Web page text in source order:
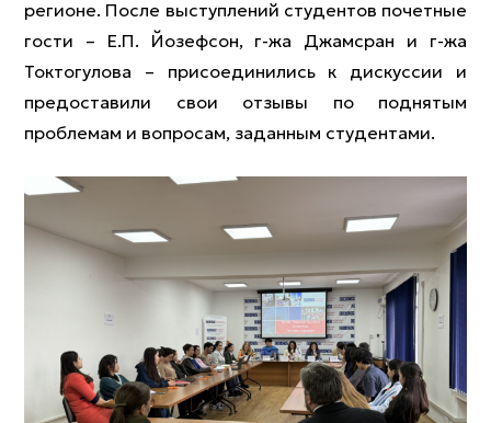
регионе. После выступлений студентов почетные
гости – Е.П. Йозефсон, г-жа Джамсран и г-жа
Токтогулова – присоединились к дискуссии и
предоставили свои отзывы по поднятым
проблемам и вопросам, заданным студентами.